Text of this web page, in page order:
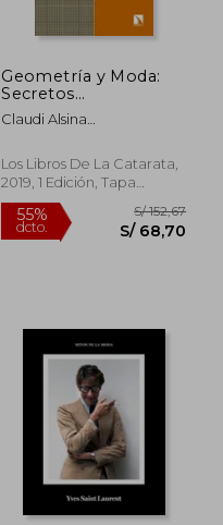
55%
dcto.
Geometría y Moda:
Secretos
Matemáticos del
Vestir (Miradas
Claudi Alsina
Los Libros De La Catarata,
2019, 1 Edición, Tapa
Blanda, Nuevo